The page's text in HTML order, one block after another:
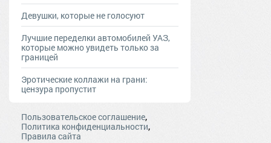
Девушки, которые не голосуют
Лучшие переделки автомобилей УАЗ,
которые можно увидеть только за
границей
Эротические коллажи на грани:
цензура пропустит
Пользовательское соглашение,
Политика конфиденциальности,
Правила сайта